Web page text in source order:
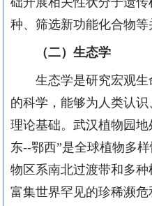
种、筛选新功能化合物等
（二）生态学
生态学是研究宏观生
的科学，能够为人类认
理论基础。武汉植物园地
东--鄂西”是全球植物多
物区系南北过渡带和多种
富集世界罕见的珍稀濒